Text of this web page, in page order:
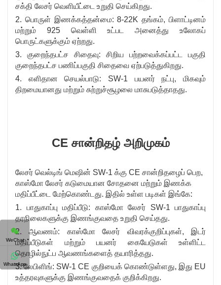
சக்தி லேசர் வெளியீட்டை உறுதி செய்கிறது.
2. பொருள் இணக்கத்தன்மை: 8-22K தங்கம், பிளாட்டினம்
மற்றும் 925 வெள்ளி உட்பட அனைத்து உலோகப்
பொருட்களுக்கும் ஏற்றது.
3. குறைந்தபட்ச சிதைவு: சிறிய பற்றவைக்கப்பட்ட பகுதி
குறைந்தபட்ச பணிப்பகுதி சிதைவை ஏற்படுத்துகிறது.
4. எளிதான செயல்பாடு: SW-1 பயனர் நட்பு, மிகவும்
திறமையானது மற்றும் சுற்றுச்சூழலை மாசுபடுத்தாதது.
CE சான்றிதழ் அறிமுகம்
லேசர் வெல்டிங் மெஷின் SW-1 க்கு CE சான்றிதழைப் பெற,
காஸ்மோ லேசர் கடுமையான சோதனை மற்றும் இணக்க
மதிப்பீட்டை மேற்கொண்டது. இதில் உள்ள படிகள் இங்கே:
1. பாதுகாப்பு மதிப்பீடு: காஸ்மோ லேசர் SW-1 பாதுகாப்பு
தரநிலைகளுக்கு இணங்குவதை உறுதி செய்தது.
2. ஆவணம்: காஸ்மோ லேசர் விவரக்குறிப்புகள், இடர்
மதிப்பீடுகள் மற்றும் பயனர் கையேடுகள் உள்ளிட்ட
தொழில்நுட்ப ஆவணங்களைத் தயாரித்தது.
3. லேபிளிங்: SW-1 CE குறியைக் கொண்டுள்ளது, இது EU
உத்தரவுகளுக்கு இணங்குவதைக் குறிக்கிறது.
WeChat
WhatsApp